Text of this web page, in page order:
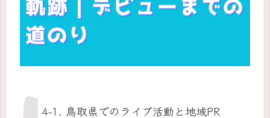
4-1. 鳥取県でのライブ活動と地域PR